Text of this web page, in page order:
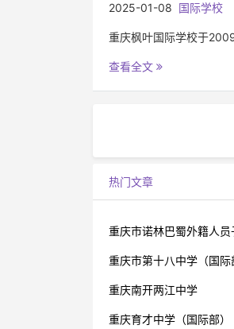
2025-01-08 国际学校
重庆枫叶国际学校于
查看全文
热门文章
重庆市诺林巴蜀外籍人员
重庆市第十八中学（国际
重庆南开两江中学
重庆育才中学（国际部）